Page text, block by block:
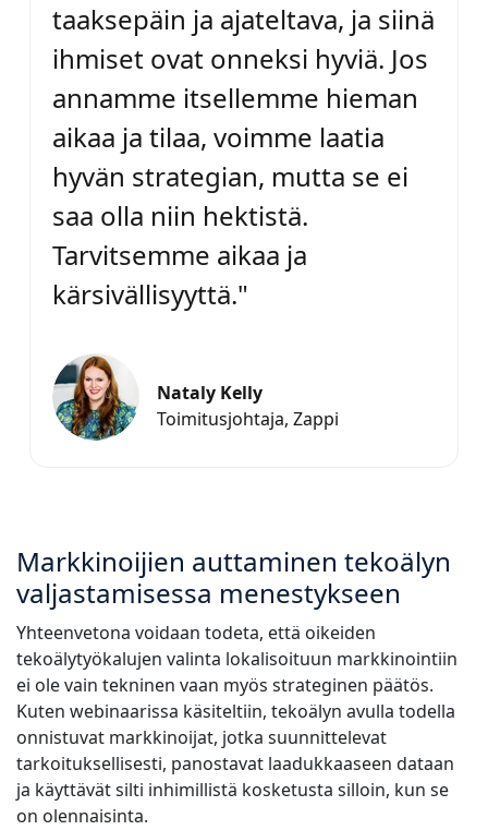
taaksepäin ja ajateltava, ja siinä
ihmiset ovat onneksi hyviä. Jos
annamme itsellemme hieman
aikaa ja tilaa, voimme laatia
hyvän strategian, mutta se ei
saa olla niin hektistä.
Tarvitsemme aikaa ja
kärsivällisyyttä."
Nataly Kelly
Toimitusjohtaja, Zappi
Markkinoijien auttaminen tekoälyn
valjastamisessa menestykseen
Yhteenvetona voidaan todeta, että oikeiden
tekoälytyökalujen valinta lokalisoituun markkinointiin
ei ole vain tekninen vaan myös strateginen päätös.
Kuten webinaarissa käsiteltiin, tekoälyn avulla todella
onnistuvat markkinoijat, jotka suunnittelevat
tarkoituksellisesti, panostavat laadukkaaseen dataan
ja käyttävät silti inhimillistä kosketusta silloin, kun se
on olennaisinta.